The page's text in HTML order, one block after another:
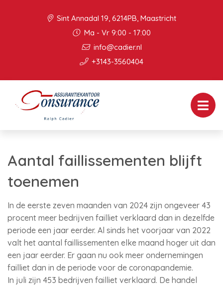
Sint Annadal 19, 6214PB, Maastricht
Ma - Vr 9:00 - 17:00
info@cadier.nl
+3143-3560404
Aantal faillissementen blijft
toenemen
In de eerste zeven maanden van 2024 zijn ongeveer 43
procent meer bedrijven failliet verklaard dan in dezelfde
periode een jaar eerder. Al sinds het voorjaar van 2022
valt het aantal faillissementen elke maand hoger uit dan
een jaar eerder. Er gaan nu ook meer ondernemingen
failliet dan in de periode voor de coronapandemie.
In juli zijn 453 bedrijven failliet verklaard. De handel